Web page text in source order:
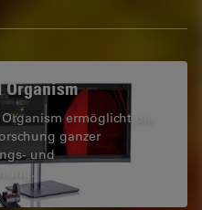
Organism
ermöglicht die
ganzer
und